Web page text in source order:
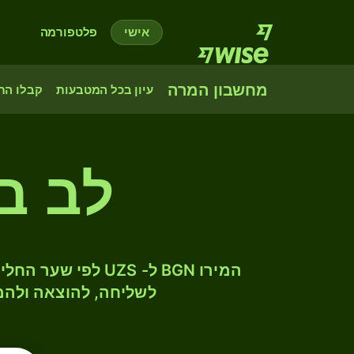
אישי פלטפורמה
מחשבון המרה עיון בכל המטבעות קבלו
לב
לשליחה, להוצאה